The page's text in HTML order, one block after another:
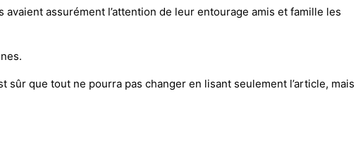
assurément l’attention de leur entourage amis et famille les
que tout ne pourra pas changer en lisant seulement l’article, mais